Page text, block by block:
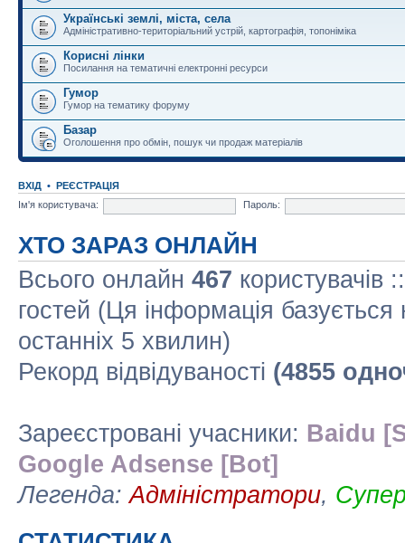
Українські землі, міста, села
Адміністративно-територіальний устрій, картографія, топоніміка
Корисні лінки
Посилання на тематичні електронні ресурси
Гумор
Гумор на тематику форуму
Базар
Оголошення про обмін, пошук чи продаж матеріалів
ВХІД • РЕЄСТРАЦІЯ
Ім'я користувача:
Пароль:
ХТО ЗАРАЗ ОНЛАЙН
Всього онлайн 467 користувачів
гостей (Ця інформація базується
останніх 5 хвилин)
Рекорд відвідуваності (4855
Зареєстровані учасники: Baidu
Google Adsense [Bot]
Легенда:Адміністратори,